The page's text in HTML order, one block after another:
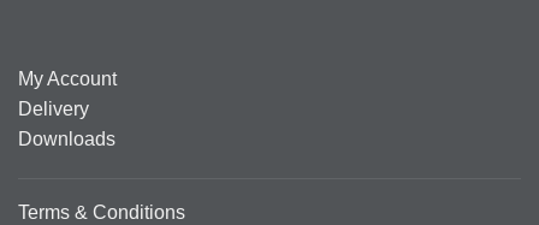
My Account
Delivery
Downloads
Terms & Conditions